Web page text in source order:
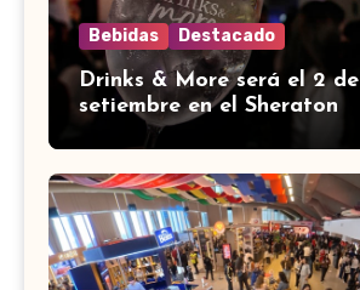
Bebidas Destacado
Drinks & More será el 2 de
setiembre en el Sheraton